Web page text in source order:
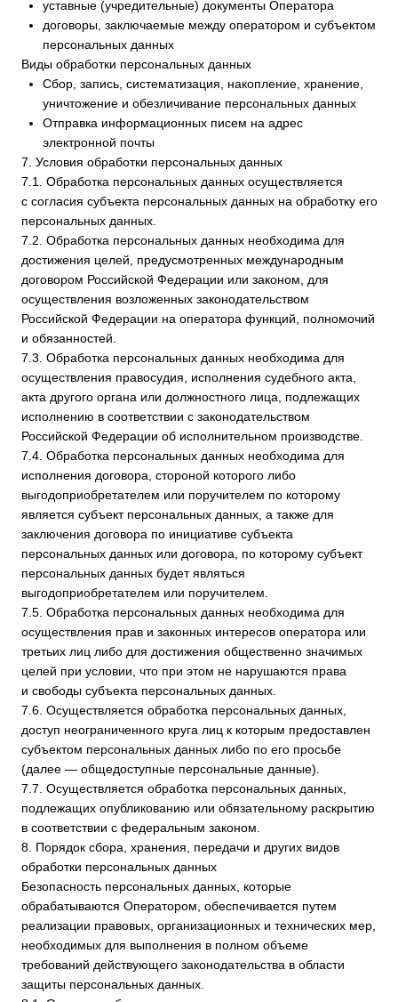
необходимых для выполнения в полном объеме
требований действующего законодательства в области
защиты персональных данных.
8.1. Оператор обеспечивает сохранность персональных
доступ к персональным данным неуполномоченных лиц.
8.2. Персональные данные Пользователя никогда, ни при
каких условиях не будут переданы третьим лицам,
за исключением случаев, связанных с исполнением
действующего законодательства либо в случае, если
на передачу данных третьему лицу для исполнения
обязательств по гражданско-правовому договору.
8.3. В случае выявления неточностей в персональных
данных, Пользователь может актуализировать
их самостоятельно, путем направления Оператору
service@datamechanika.ru
с пометкой «Актуализация
персональных данных».
8.4. Срок обработки персональных данных определяется
достижением целей, для которых были собраны
персональные данные, если иной срок не предусмотрен
Пользователь может в любой момент отозвать свое
согласие на обработку персональных данных, направив
Оператору уведомление посредством электронной почты
на электронный адрес Оператора
service@datamechanika.ruс пометкой «Отзыв согласия
на обработку персональных данных».
8.5. Вся информация, которая собирается сторонними
сервисами, в том числе платежными системами,
средствами связи и другими поставщиками услуг, хранится
и обрабатывается указанными лицами (Операторами)
в соответствии с их Пользовательским соглашением
и Политикой конфиденциальности. Субъект персональных
данных и/или с указанными документами. Оператор
не несет ответственность за действия третьих лиц, в том
числе указанных в настоящем пункте поставщиков услуг.
8.6. Установленные субъектом персональных данных
запреты на передачу (кроме предоставления доступа),
а также на обработку или условия обработки (кроме
получения доступа) персональных данных, разрешенных
для распространения, не действуют в случаях обработки
персональных данных в государственных, общественных
и иных публичных интересах, определенных
законодательством РФ.
8.7. Оператор при обработке персональных данных
обеспечивает конфиденциальность персональных данных.
8.8. Оператор осуществляет хранение персональных
данных в форме, позволяющей определить субъекта
персональных данных, не дольше, чем этого требуют цели
обработки персональных данных, если срок хранения
персональных данных не установлен федеральным
выгодоприобретателем или поручителем по которому
является субъект персональных данных.
8.9. Условием прекращения обработки персональных
данных может являться достижение целей обработки
персональных данных, истечение срока действия согласия
персональных данных или требование о прекращении